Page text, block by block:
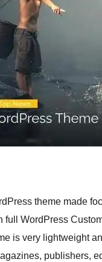
theme made
WordPress
is very lightweight
publishers,